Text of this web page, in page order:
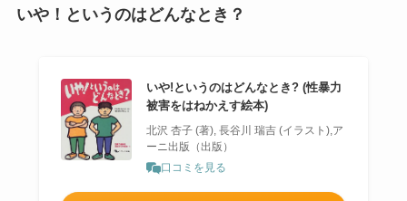
いや！というのはどんなとき？
いや!というのはどんなとき? (性暴力
被害をはねかえす絵本)
北沢 杏子 (著), 長谷川 瑞吉 (イラスト),ア
ーニ出版（出版）
口コミを見る